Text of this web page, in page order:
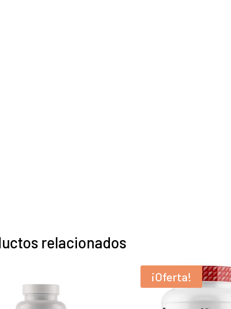
relacionados
¡Oferta!